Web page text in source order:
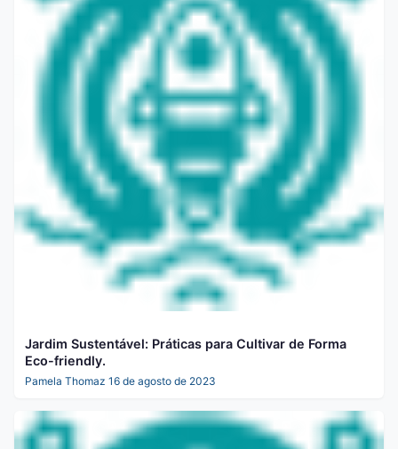
Jardim Sustentável: Práticas para Cultivar de Forma
Eco-friendly.
Pamela Thomaz 16 de agosto de 2023